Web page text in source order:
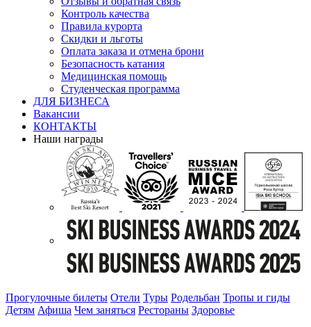
Контроль качества
Правила курорта
Скидки и льготы
Оплата заказа и отмена брони
Безопасность катания
Медицинская помощь
Студенческая программа
ДЛЯ БИЗНЕСА
Вакансии
КОНТАКТЫ
Наши награды
Прогулочные билеты Отели Туры Родельбан Тропы и гиды
Детям Афиша Чем заняться Рестораны Здоровье